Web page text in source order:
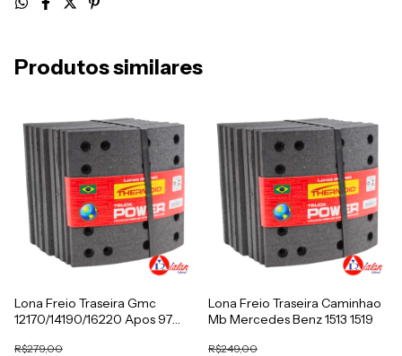
Produtos similares
Lona Freio Traseira Gmc
12170/14190/16220 Apos 97
R$279,00
Lona Freio Traseira Caminhao
Mb Mercedes Benz 1513 1519
R$249,00